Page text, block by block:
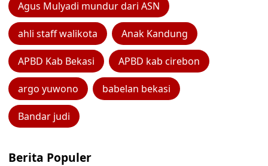
Agus Mulyadi mundur dari ASN
ahli staff walikota Anak Kandung
APBD Kab Bekasi APBD kab cirebon
argo yuwono babelan bekasi
Bandar judi
Berita Populer